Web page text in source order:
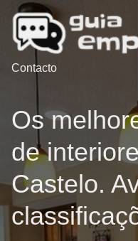
Contacto
Os
de
Castelo.